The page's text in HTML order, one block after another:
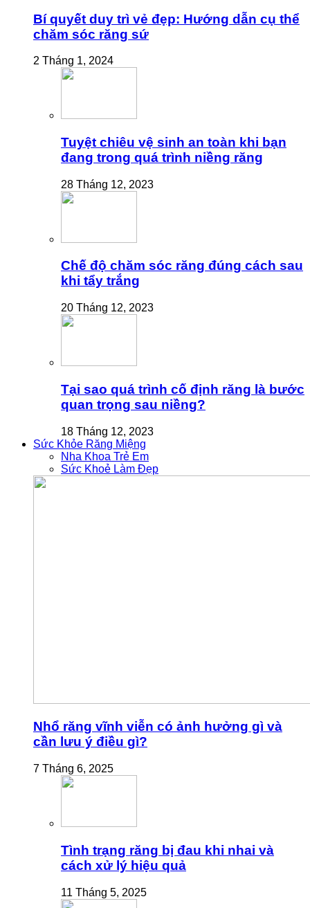
Bí quyết duy trì vẻ đẹp: Hướng dẫn cụ thể
chăm sóc răng sứ
2 Tháng 1, 2024
Tuyệt chiêu vệ sinh an toàn khi bạn
đang trong quá trình niềng răng
28 Tháng 12, 2023
Chế độ chăm sóc răng đúng cách sau
khi tẩy trắng
20 Tháng 12, 2023
Tại sao quá trình cố định răng là bước
quan trọng sau niềng?
18 Tháng 12, 2023
Sức Khỏe Răng Miệng
Nha Khoa Trẻ Em
Sức Khoẻ Làm Đẹp
Nhổ răng vĩnh viễn có ảnh hưởng gì và
cần lưu ý điều gì?
7 Tháng 6, 2025
Tình trạng răng bị đau khi nhai và
cách xử lý hiệu quả
11 Tháng 5, 2025